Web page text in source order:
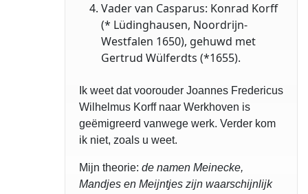
Vader van Casparus: Konrad Korff
(* Lüdinghausen, Noordrijn-
Westfalen 1650), gehuwd met
Gertrud Wülferdts (*1655).
Ik weet dat voorouder Joannes Fredericus
Wilhelmus Korff naar Werkhoven is
geëmigreerd vanwege werk. Verder kom
ik niet, zoals u weet.
Mijn theorie: de namen Meinecke,
Mandjes en Meijntjes zijn waarschijnlijk